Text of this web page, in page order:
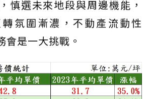
慎選未來地段與周邊機能，
氛圍漸濃，不動產流動性
會是一大挑戰。